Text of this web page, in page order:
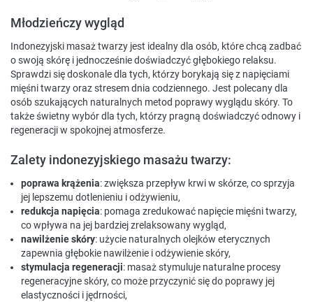
Młodzieńczy wygląd
Indonezyjski masaż twarzy jest idealny dla osób, które chcą zadbać
o swoją skórę i jednocześnie doświadczyć głębokiego relaksu.
Sprawdzi się doskonale dla tych, którzy borykają się z napięciami
mięśni twarzy oraz stresem dnia codziennego. Jest polecany dla
osób szukających naturalnych metod poprawy wyglądu skóry. To
także świetny wybór dla tych, którzy pragną doświadczyć odnowy i
regeneracji w spokojnej atmosferze.
Zalety indonezyjskiego masażu twarzy:
poprawa krążenia: zwiększa przepływ krwi w skórze, co sprzyja
jej lepszemu dotlenieniu i odżywieniu,
redukcja napięcia: pomaga zredukować napięcie mięśni twarzy,
co wpływa na jej bardziej zrelaksowany wygląd,
nawilżenie skóry: użycie naturalnych olejków eterycznych
zapewnia głębokie nawilżenie i odżywienie skóry,
stymulacja regeneracji: masaż stymuluje naturalne procesy
regeneracyjne skóry, co może przyczynić się do poprawy jej
elastyczności i jędrności,